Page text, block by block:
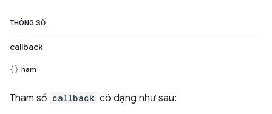
THÔNG SỐ
callback
hàm
Tham số callback có dạng như sau: